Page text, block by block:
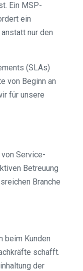
Ein MSP-
ein
nur den
(SLAs)
von Beginn an
für unsere
Service-
Betreuung
Branche
beim Kunden
schafft.
der